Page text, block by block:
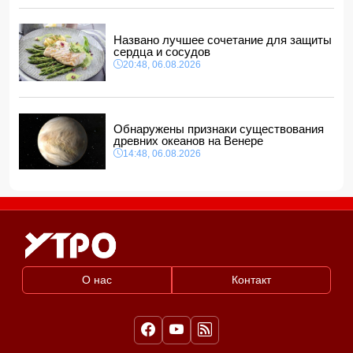
Названо лучшее сочетание для защиты
сердца и сосудов
20:48, 06.08.2026
Обнаружены признаки существования
древних океанов на Венере
14:48, 06.08.2026
О нас Контакт